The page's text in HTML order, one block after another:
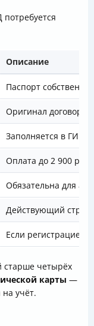
Описание
Паспорт
Оригинал договора
Заполняется в
Оплата до 2 900
Обязательна для
Действующий
Если регистрацией
старше четырёх
карты —
на учёт.